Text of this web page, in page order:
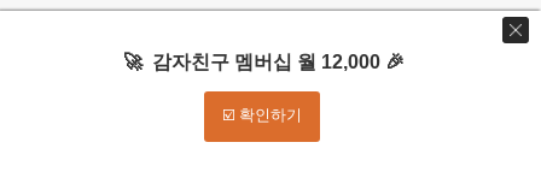
🚀 감자친구 멤버십 월 12,000 🎉
☑️ 확인하기